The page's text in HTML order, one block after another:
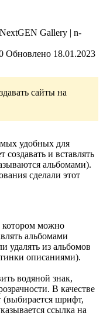
Обновлено 18.01.2023
сайты на
удобных для
и вставлять
альбомами).
сделали этот
котором можно
альбомами
удалять из альбомов
описаниями).
водяной знак,
В качестве
(выбирается шрифт,
ссылка на